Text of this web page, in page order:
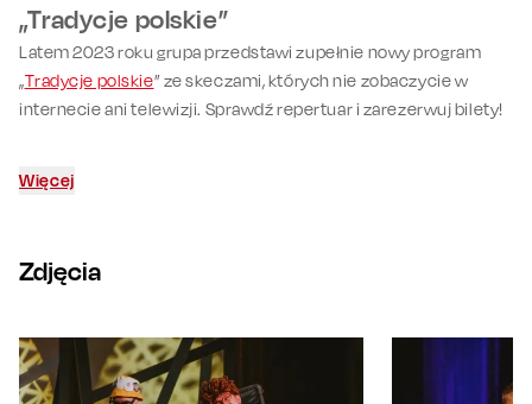
„Tradycje polskie”
Latem 2023 roku grupa przedstawi zupełnie nowy program
„Tradycje polskie” ze skeczami, których nie zobaczycie w
internecie ani telewizji. Sprawdź repertuar i zarezerwuj bilety!
Więcej
Zdjęcia